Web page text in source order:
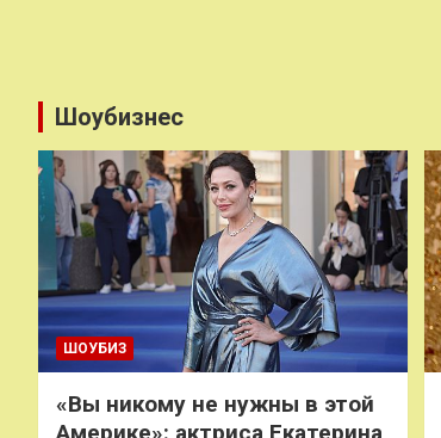
Шоубизнес
ШОУБИЗ
«Вы никому не нужны в этой
Америке»: актриса Екатерина